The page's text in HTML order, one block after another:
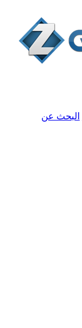
البحث عن